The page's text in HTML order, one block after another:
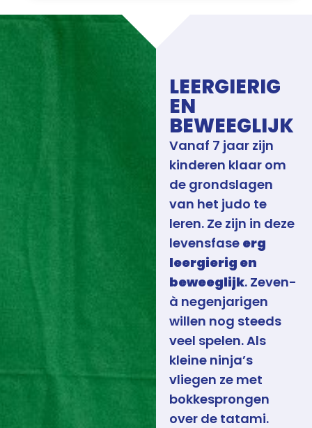
LEERGIERIG
EN
BEWEEGLIJK
Vanaf 7 jaar zijn
kinderen klaar om
de grondslagen
van het judo te
leren. Ze zijn in deze
levensfase erg
leergierig en
beweeglijk. Zeven-
à negenjarigen
willen nog steeds
veel spelen. Als
kleine ninja’s
vliegen ze met
bokkesprongen
over de tatami.